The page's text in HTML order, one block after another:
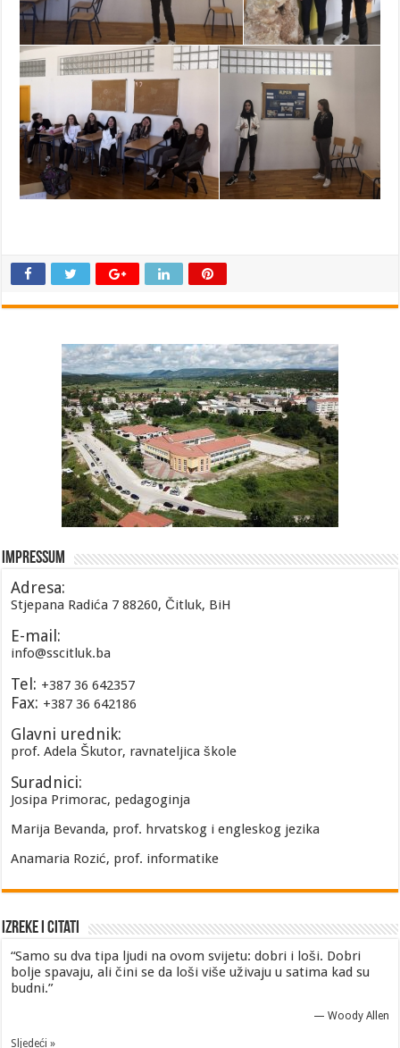
Impressum
Adresa:
Stjepana Radića 7 88260, Čitluk, BiH
E-mail:
info@sscitluk.ba
Tel: +387 36 642357
Fax: +387 36 642186
Glavni urednik:
prof. Adela Škutor, ravnateljica škole
Suradnici:
Josipa Primorac, pedagoginja
Marija Bevanda, prof. hrvatskog i engleskog jezika
Anamaria Rozić, prof. informatike
Izreke i Citati
“Samo su dva tipa ljudi na ovom svijetu: dobri i loši. Dobri
bolje spavaju, ali čini se da loši više uživaju u satima kad su
budni.”
— Woody Allen
Sljedeći »